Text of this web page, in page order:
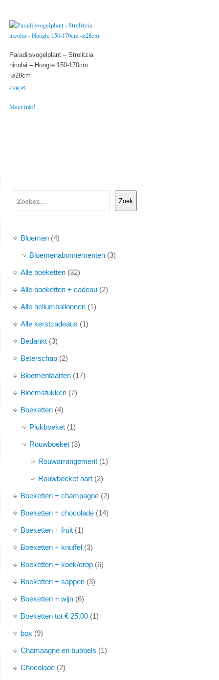
Paradijsvogelplant – Strelitzia
nicolai – Hoogte 150-170cm
-⌀28cm
€109,95
Meer info!
Zoek
Bloemen 4
Bloemenabonnementen 3
Alle boeketten 32
Alle boeketten + cadeau 2
Alle heliumballonnen 1
Alle kerstcadeaus 1
Bedankt 3
Beterschap 2
Bloementaarten 17
Bloemstukken 7
Boeketten 4
Plukboeket 1
Rouwboeket 3
Rouwarrangement 1
Rouwboeket hart 2
Boeketten + champagne 2
Boeketten + chocolade 14
Boeketten + fruit 1
Boeketten + knuffel 3
Boeketten + koek/drop 6
Boeketten + sappen 3
Boeketten + wijn 6
Boeketten tot € 25,00 1
box 9
Champagne en bubbels 1
Chocolade 2